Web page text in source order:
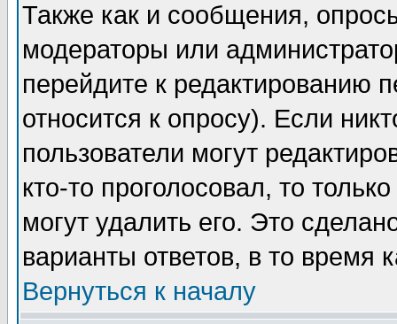
Также как и сообщения,
модераторы или
перейдите к редактированию
относится к опросу). Если
пользователи могут
кто-то проголосовал, то
могут удалить его. Это
варианты ответов, в то время
Вернуться к началу